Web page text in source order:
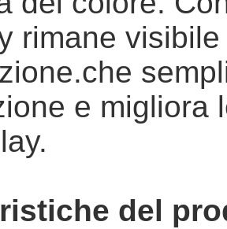
rimane
e migliora
del